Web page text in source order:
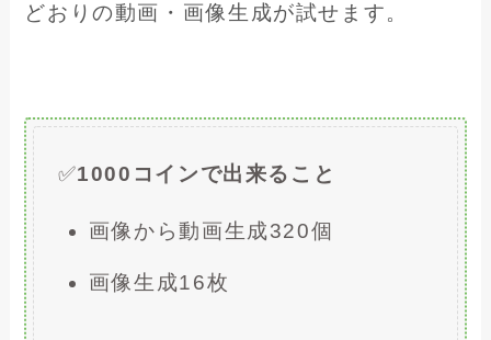
どおりの動画・画像生成が試せます。
✅1000コインで出来ること
画像から動画生成320個
画像生成16枚